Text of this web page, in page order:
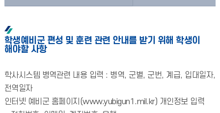
학생예비군 편성 및 훈련 관련 안내를 받기 위해 학생이
해야할 사항
학사시스템 병역관련 내용 입력 : 병역, 군별, 군번, 계급, 입대일자,
전역일자
인터넷 예비군 홈페이지(www.yubigun1.mil.kr) 개인정보 입력